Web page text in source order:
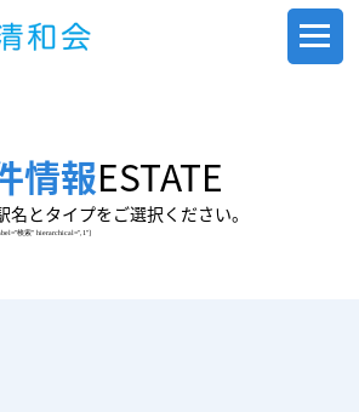
情報ESTATE
名とタイプをご選択ください。
検索" hierarchical=",1"]